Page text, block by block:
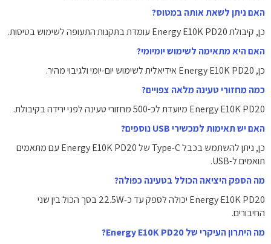
האם ניתן לשאת אותה במטוס?
כן, קיבולת Energy E10K PD20 עומדת בתקנות התעופה לשימוש בטיסות.
האם היא מתאימה לשימוש יומיומי?
כן, Energy E10K PD20 אידיאלית לשימוש יום-יומי ולגיבוי מהיר.
כמה מחזורי טעינה מלאה צפויים?
Energy E10K PD20 מיועדת לכ-500 מחזורי טעינה לפני ירידה בקיבולת.
האם יש תאימות למכשירי USB נוספים?
כן, ניתן להשתמש בכבל Type-C של Energy E10K PD20 עם מתאמים
תואמים ל-USB.
מה הספק היציאה הכולל בטעינה כפולה?
Energy E10K PD20 יכולה לספק עד כ-22.5W בסך הכול בין שני
החיבורים.
מה היתרון העיקרי של Energy E10K PD20?